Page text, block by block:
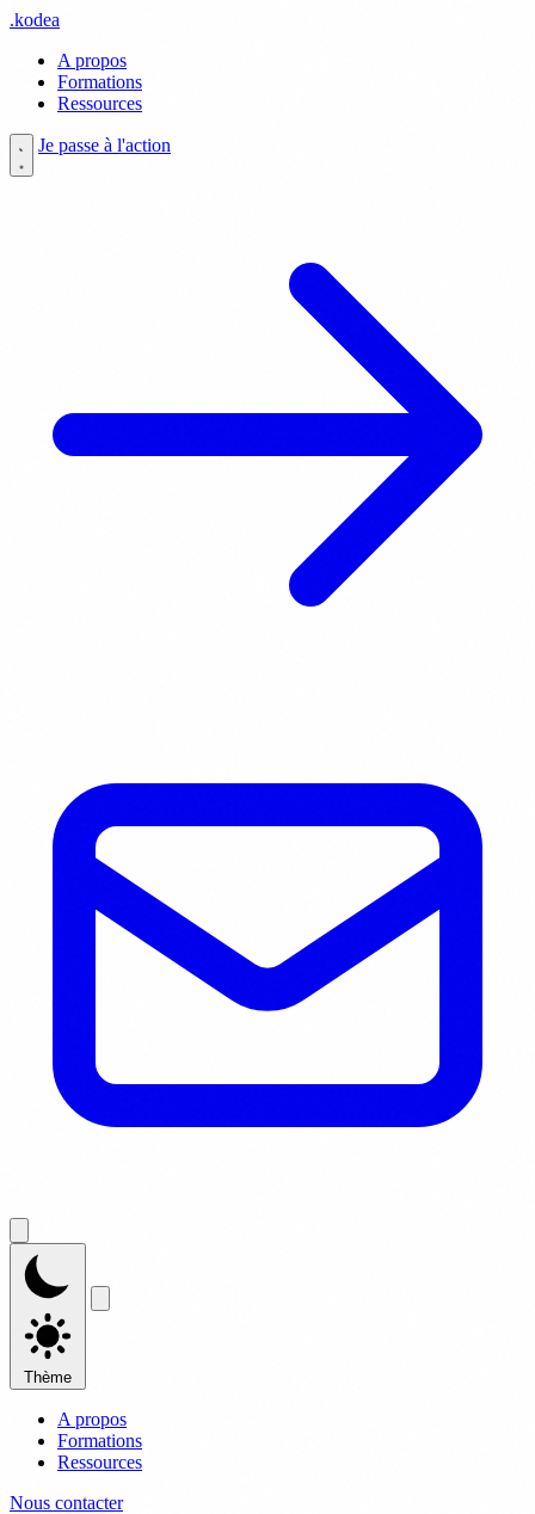
.kodea
A propos
Formations
Ressources
Je passe à l'action
Thème
A propos
Formations
Ressources
Nous contacter